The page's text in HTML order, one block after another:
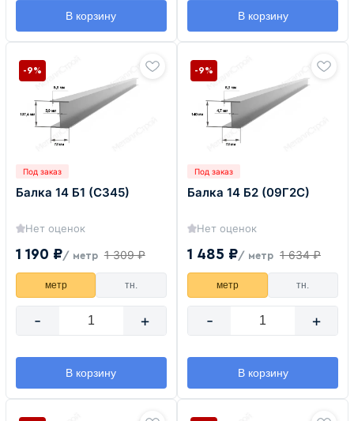
В корзину В корзину
Под заказ
Балка 14 Б1 (С345)
Нет оценок
1 190 ₽/ метр 1 309 ₽
-9%
метр тн.
- +
В корзину
Под заказ
Балка 14 Б2 (09Г2С)
Нет оценок
1 485 ₽/ метр 1 634 ₽
-9%
метр тн.
- +
В корзину